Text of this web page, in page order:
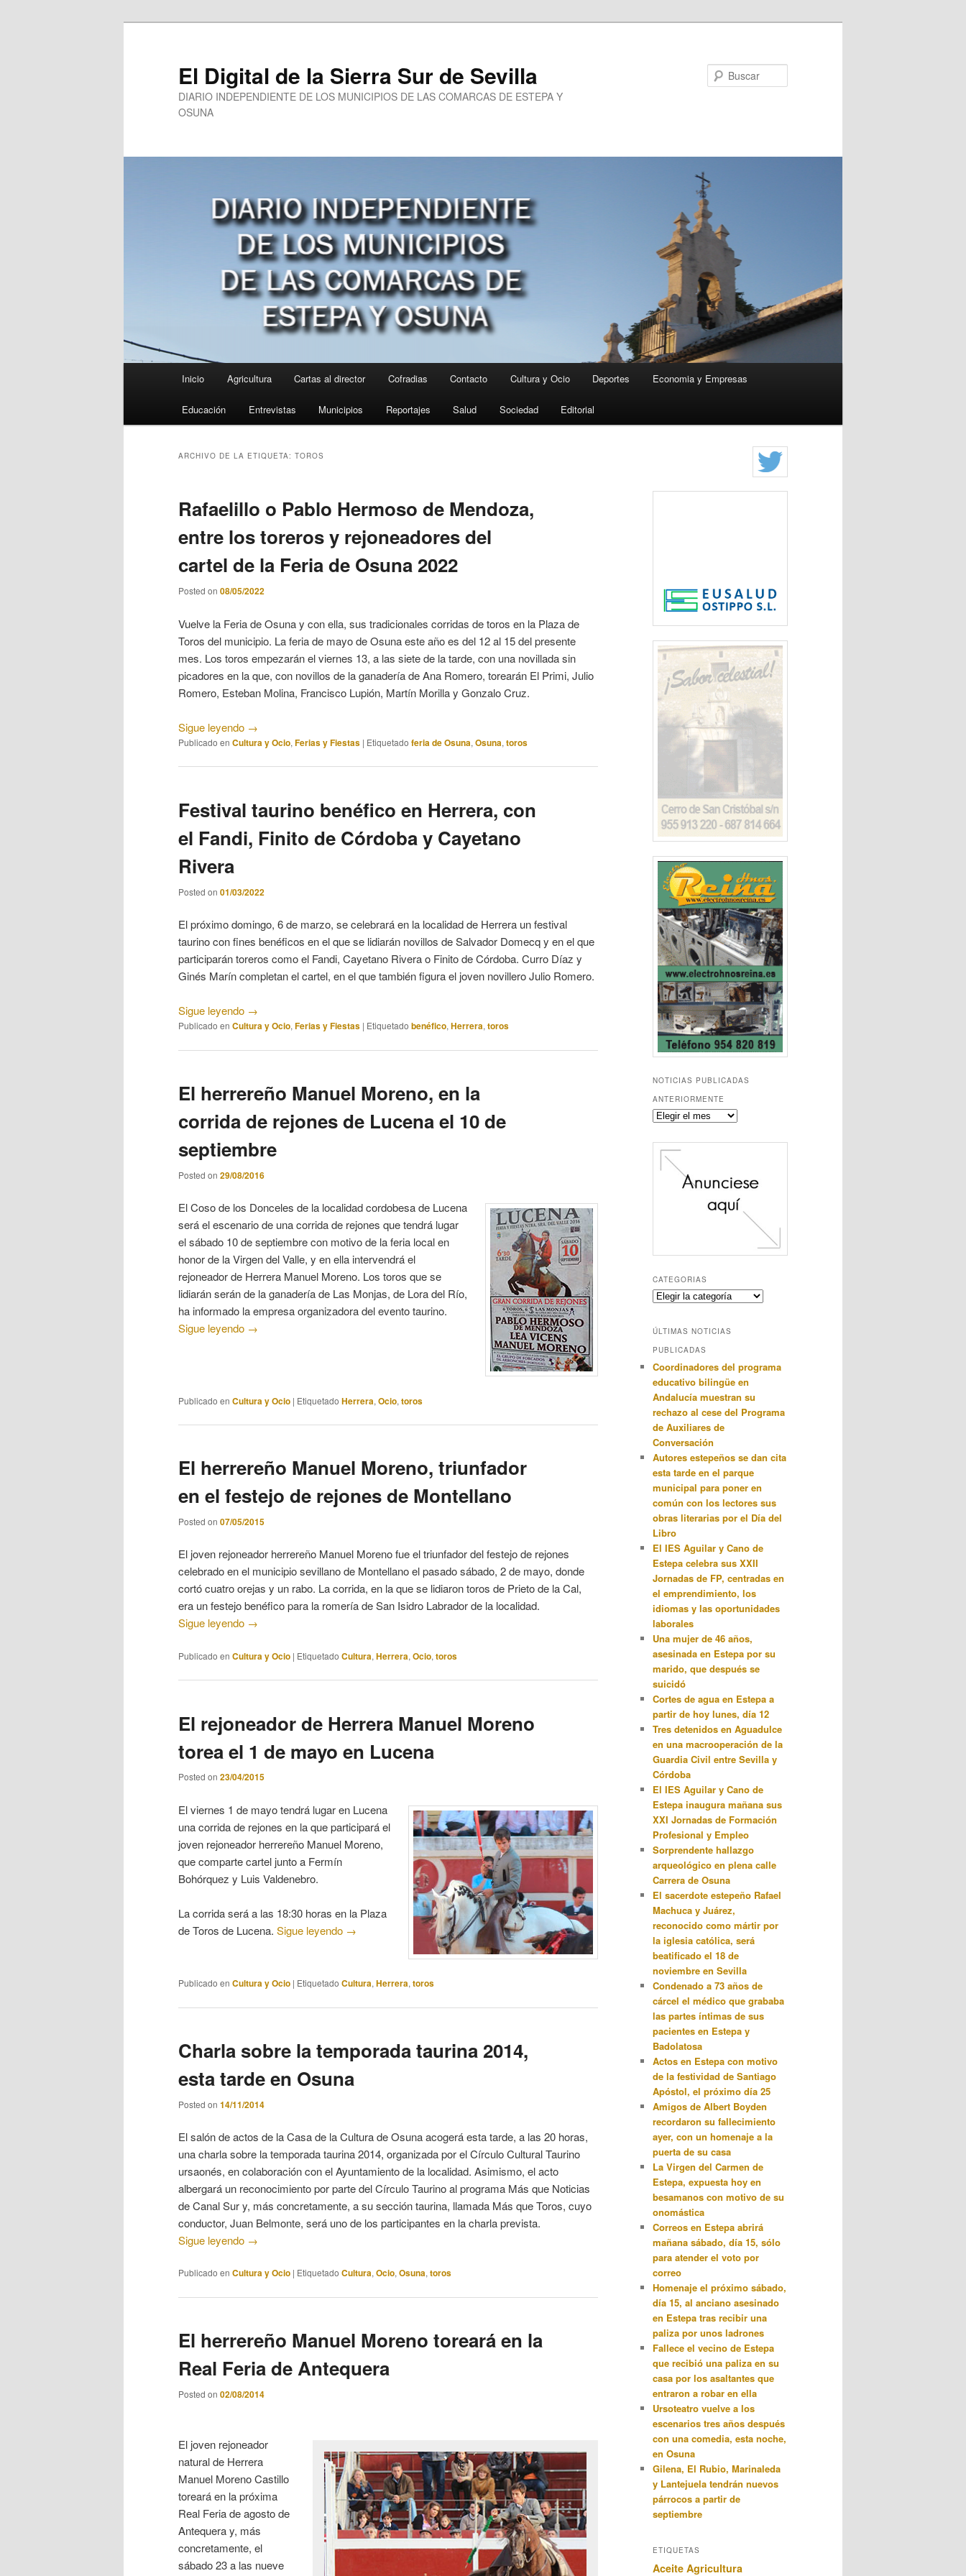
El Digital de la Sierra Sur de Sevilla
DIARIO INDEPENDIENTE DE LOS MUNICIPIOS DE LAS COMARCAS DE ESTEPA Y
OSUNA
Inicio Agricultura Cartas al director Cofradias Contacto Cultura y Ocio Deportes Economia y Empresas
Educación Entrevistas Municipios Reportajes Salud Sociedad Editorial
ARCHIVO DE LA ETIQUETA: TOROS
Rafaelillo o Pablo Hermoso de Mendoza,
entre los toreros y rejoneadores del
cartel de la Feria de Osuna 2022
Posted on 08/05/2022
Vuelve la Feria de Osuna y con ella, sus tradicionales corridas de toros en la Plaza de
Toros del municipio. La feria de mayo de Osuna este año es del 12 al 15 del presente
mes. Los toros empezarán el viernes 13, a las siete de la tarde, con una novillada sin
picadores en la que, con novillos de la ganadería de Ana Romero, torearán El Primi, Julio
Romero, Esteban Molina, Francisco Lupión, Martín Morilla y Gonzalo Cruz.
Sigue leyendo →
Publicado en Cultura y Ocio, Ferias y Fiestas | Etiquetado feria de Osuna, Osuna, toros
Festival taurino benéfico en Herrera, con
el Fandi, Finito de Córdoba y Cayetano
Rivera
Posted on 01/03/2022
El próximo domingo, 6 de marzo, se celebrará en la localidad de Herrera un festival
taurino con fines benéficos en el que se lidiarán novillos de Salvador Domecq y en el que
participarán toreros como el Fandi, Cayetano Rivera o Finito de Córdoba. Curro Díaz y
Ginés Marín completan el cartel, en el que también figura el joven novillero Julio Romero.
Sigue leyendo →
Publicado en Cultura y Ocio, Ferias y Fiestas | Etiquetado benéfico, Herrera, toros
El herrereño Manuel Moreno, en la
corrida de rejones de Lucena el 10 de
septiembre
Posted on 29/08/2016
El Coso de los Donceles de la localidad cordobesa de Lucena
será el escenario de una corrida de rejones que tendrá lugar
el sábado 10 de septiembre con motivo de la feria local en
honor de la Virgen del Valle, y en ella intervendrá el
rejoneador de Herrera Manuel Moreno. Los toros que se
lidiarán serán de la ganadería de Las Monjas, de Lora del Río,
ha informado la empresa organizadora del evento taurino.
Sigue leyendo →
Publicado en Cultura y Ocio | Etiquetado Herrera, Ocio, toros
El herrereño Manuel Moreno, triunfador
en el festejo de rejones de Montellano
Posted on 07/05/2015
El joven rejoneador herrereño Manuel Moreno fue el triunfador del festejo de rejones
celebrado en el municipio sevillano de Montellano el pasado sábado, 2 de mayo, donde
cortó cuatro orejas y un rabo. La corrida, en la que se lidiaron toros de Prieto de la Cal,
era un festejo benéfico para la romería de San Isidro Labrador de la localidad.
Sigue leyendo →
Publicado en Cultura y Ocio | Etiquetado Cultura, Herrera, Ocio, toros
El rejoneador de Herrera Manuel Moreno
torea el 1 de mayo en Lucena
Posted on 23/04/2015
El viernes 1 de mayo tendrá lugar en Lucena
una corrida de rejones en la que participará el
joven rejoneador herrereño Manuel Moreno,
que comparte cartel junto a Fermín
Bohórquez y Luis Valdenebro.
La corrida será a las 18:30 horas en la Plaza
de Toros de Lucena. Sigue leyendo →
Publicado en Cultura y Ocio | Etiquetado Cultura, Herrera, toros
Charla sobre la temporada taurina 2014,
esta tarde en Osuna
Posted on 14/11/2014
El salón de actos de la Casa de la Cultura de Osuna acogerá esta tarde, a las 20 horas,
una charla sobre la temporada taurina 2014, organizada por el Círculo Cultural Taurino
ursaonés, en colaboración con el Ayuntamiento de la localidad. Asimismo, el acto
albergará un reconocimiento por parte del Círculo Taurino al programa Más que Noticias
de Canal Sur y, más concretamente, a su sección taurina, llamada Más que Toros, cuyo
conductor, Juan Belmonte, será uno de los participantes en la charla prevista.
Sigue leyendo →
Publicado en Cultura y Ocio | Etiquetado Cultura,Ocio,Osuna,toros
El herrereño Manuel Moreno toreará en la
Real Feria de Antequera
Posted on 02/08/2014
El joven rejoneador
natural de Herrera
Manuel Moreno Castillo
toreará en la próxima
Real Feria de agosto de
Antequera y, más
concretamente, el
sábado 23 a las nueve
NOTICIAS PUBLICADAS
ANTERIORMENTE
Noticias
anteriormente
CATEGORIAS
Categorias
ÚLTIMAS NOTICIAS
PUBLICADAS
Coordinadores del programa
educativo bilingüe en
Andalucía muestran su
rechazo al cese del Programa
de Auxiliares de
Conversación
Autores estepeños se dan cita
esta tarde en el parque
municipal para poner en
común con los lectores sus
obras literarias por el Día del
Libro
El IES Aguilar y Cano de
Estepa celebra sus XXII
Jornadas de FP, centradas en
el emprendimiento, los
idiomas y las oportunidades
laborales
Una mujer de 46 años,
asesinada en Estepa por su
marido, que después se
suicidó
Cortes de agua en Estepa a
partir de hoy lunes, día 12
Tres detenidos en Aguadulce
en una macrooperación de la
Guardia Civil entre Sevilla y
Córdoba
El IES Aguilar y Cano de
Estepa inaugura mañana sus
XXI Jornadas de Formación
Profesional y Empleo
Sorprendente hallazgo
arqueológico en plena calle
Carrera de Osuna
El sacerdote estepeño Rafael
Machuca y Juárez,
reconocido como mártir por
la iglesia católica, será
beatificado el 18 de
noviembre en Sevilla
Condenado a 73 años de
cárcel el médico que grababa
las partes íntimas de sus
pacientes en Estepa y
Badolatosa
Actos en Estepa con motivo
de la festividad de Santiago
Apóstol, el próximo día 25
Amigos de Albert Boyden
recordaron su fallecimiento
ayer, con un homenaje a la
puerta de su casa
La Virgen del Carmen de
Estepa, expuesta hoy en
besamanos con motivo de su
onomástica
Correos en Estepa abrirá
mañana sábado, día 15, sólo
para atender el voto por
correo
Homenaje el próximo sábado,
día 15, al anciano asesinado
en Estepa tras recibir una
paliza por unos ladrones
Fallece el vecino de Estepa
que recibió una paliza en su
casa por los asaltantes que
entraron a robar en ella
Ursoteatro vuelve a los
escenarios tres años después
con una comedia, esta noche,
en Osuna
Gilena, El Rubio, Marinaleda
y Lantejuela tendrán nuevos
párrocos a partir de
septiembre
ETIQUETAS
Aceite Agricultura